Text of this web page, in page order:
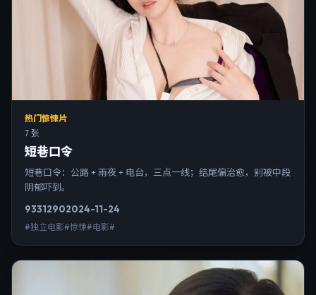
热门惊悚片
7 张
短巷口令
短巷口令：公路 + 雨夜 + 电台，三点一线；结尾偏治愈，别被中段
阴郁吓到。
93312902024-11-24
#独立电影#惊悚#电影#